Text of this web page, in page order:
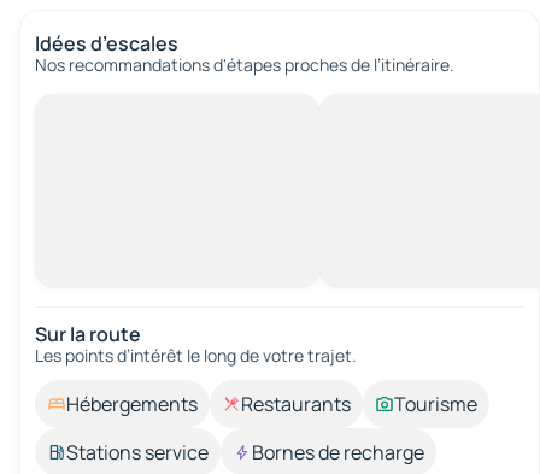
Idées d’escales
Nos recommandations d'étapes proches de l’itinéraire.
Sur la route
Les points d’intérêt le long de votre trajet.
Hébergements Restaurants
Tourisme
Stations service
Bornes de recharge